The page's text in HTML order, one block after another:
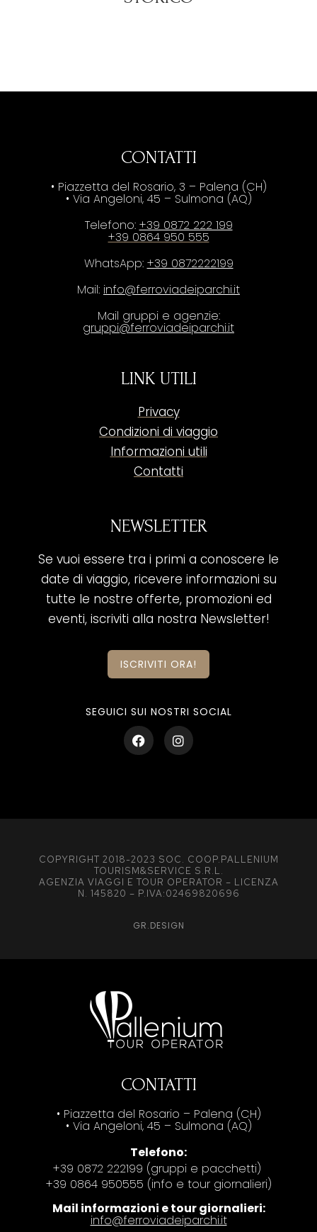
CONTATTI
• Piazzetta del Rosario, 3 – Palena (CH)
• Via Angeloni, 45 – Sulmona (AQ)
Telefono: +39 0872 222 199
+39 0864 950 555
WhatsApp: +39 0872222199
Mail: info@ferroviadeiparchi.it
Mail gruppi e agenzie:
gruppi@ferroviadeiparchi.it
LINK UTILI
Privacy
Condizioni di viaggio
Informazioni utili
Contatti
NEWSLETTER
Se vuoi essere tra i primi a conoscere le
date di viaggio, ricevere informazioni su
tutte le nostre offerte, promozioni ed
eventi, iscriviti alla nostra Newsletter!
ISCRIVITI ORA!
SEGUICI SUI NOSTRI SOCIAL
COPYRIGHT 2018-2023 SOC. COOP.PALLENIUM
TOURISM&SERVICE S.R.L.
AGENZIA VIAGGI E TOUR OPERATOR – LICENZA
N. 145820 – P.IVA:02469820696
GR.DESIGN
CONTATTI
• Piazzetta del Rosario – Palena (CH)
• Via Angeloni, 45 – Sulmona (AQ)
Telefono:
+39 0872 222199 (gruppi e pacchetti)
+39 0864 950555 (info e tour giornalieri)
Mail informazioni e tour giornalieri:
info@ferroviadeiparchi.it